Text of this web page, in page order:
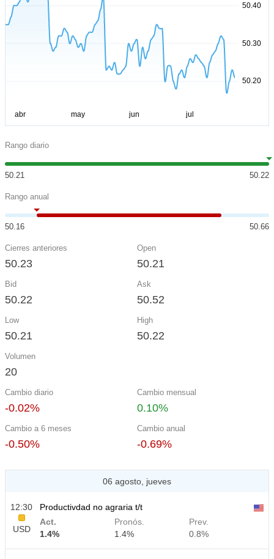
Rango diario
50.21 50.22
Rango anual
50.16 50.66
Cierres anteriores
50.23
Open
50.21
Bid
50.22
Ask
50.52
Low
50.21
High
50.22
Volumen
20
Cambio diario
-0.02%
Cambio mensual
0.10%
Cambio a 6 meses
-0.50%
Cambio anual
-0.69%
06 agosto, jueves
12:30
USD
Productivdad no agraria t/t
Act.
1.4%
Pronós.
1.4%
Prev.
0.8%